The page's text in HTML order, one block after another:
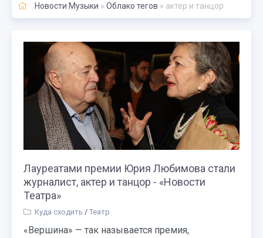
Новости Музыки » Облако тегов » актер и танцор
Лауреатами премии Юрия Любимова стали
журналист, актер и танцор - «Новости
Театра»
Куда сходить / Театр
«Вершина» — так называется премия,